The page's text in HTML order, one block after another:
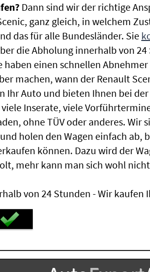
Dann sind wir der richtige
ganz gleich, in welchem
das für alle Bundesländer. Sie
die Abholung innerhalb von
einen schnellen
machen, wann der Renault
Ihr Auto und bieten Ihnen bei
Inserate, viele
ohne TÜV oder anderes. Wir
holen den Wagen einfach ab,
können. Dazu wird der
mehr kann man sich wohl
von 24 Stunden - Wir kaufen